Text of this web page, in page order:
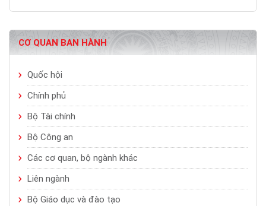
CƠ QUAN BAN HÀNH
Quốc hội
Chính phủ
Bộ Tài chính
Bộ Công an
Các cơ quan, bộ ngành khác
Liên ngành
Bộ Giáo dục và đào tạo